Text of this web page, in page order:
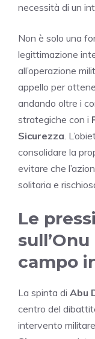
necessità di un
Non è solo una
legittimazione
all’operazione
appello per
andando oltre i
strategiche con i
Sicurezza .
consolidare la
evitare che
solitaria e
Le
campo
La spinta di Abu
centro del
intervento